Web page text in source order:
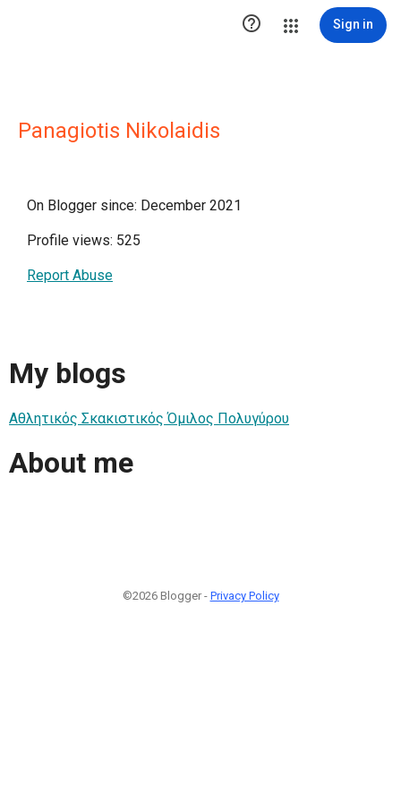
 Sign in
Panagiotis Nikolaidis
On Blogger since: December 2021
Profile views: 525
Report Abuse
My blogs
Αθλητικός Σκακιστικός Όμιλος Πολυγύρου
About me
©2026 Blogger - Privacy Policy